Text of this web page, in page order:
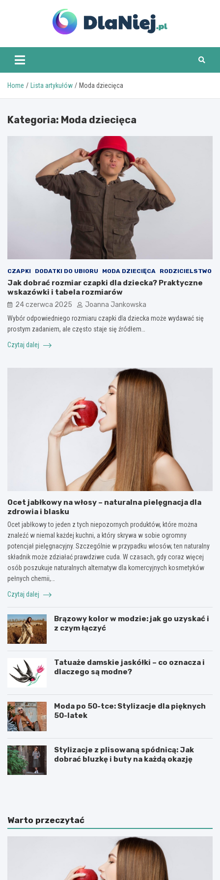
www.dlaniej.pl
Home Lista artykułów Moda dziecięca
Kategoria: Moda dziecięca
CZAPKI DODATKI DO UBIORU MODA DZIECIĘCA RODZICIELSTWO
Jak dobrać rozmiar czapki dla dziecka? Praktyczne
wskazówki i tabela rozmiarów
24 czerwca 2025 Joanna Jankowska
Wybór odpowiedniego rozmiaru czapki dla dziecka może wydawać się
prostym zadaniem, ale często staje się źródłem…
Czytaj dalej
Ocet jabłkowy na włosy – naturalna pielęgnacja dla
zdrowia i blasku
Ocet jabłkowy to jeden z tych niepozornych produktów, które można
znaleźć w niemal każdej kuchni, a który skrywa w sobie ogromny
potencjał pielęgnacyjny. Szczególnie w przypadku włosów, ten naturalny
składnik może zdziałać prawdziwe cuda. W czasach, gdy coraz więcej
osób poszukuje naturalnych alternatyw dla komercyjnych kosmetyków
pełnych chemii,…
Czytaj dalej
Brązowy kolor w modzie: jak go uzyskać i
z czym łączyć
Tatuaże damskie jaskółki – co oznacza i
dlaczego są modne?
Moda po 50-tce: Stylizacje dla pięknych
50-latek
Stylizacje z plisowaną spódnicą: Jak
dobrać bluzkę i buty na każdą okazję
M
ę
s
k
M
e
k
o
Warto przeczytać